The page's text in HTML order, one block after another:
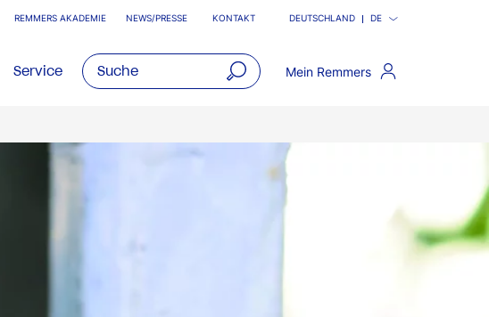
REMMERS AKADEMIE NEWS/PRESSE KONTAKT DEUTSCHLAND DE
Service Mein Remmers